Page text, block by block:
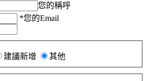
您的稱呼
*您的Email
建議新增 其他